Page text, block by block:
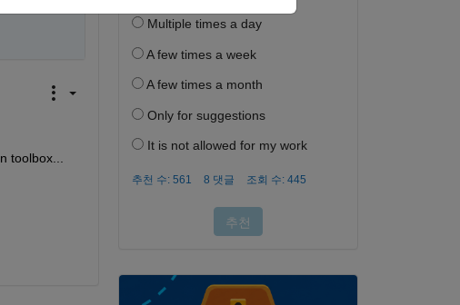
toolbox...